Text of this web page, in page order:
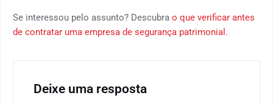
Se interessou pelo assunto? Descubra o que verificar antes
de contratar uma empresa de segurança patrimonial .
Deixe uma resposta